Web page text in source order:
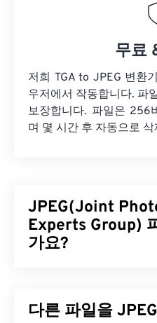
무료
저희 TGA to JPEG 변환
우저에서 작동합니다. 파
보장합니다. 파일은 256
며 몇 시간 후 자동으로
JPEG(Joint
Experts Group)
가요?
파일 형식입니다. JPEG
다른 파